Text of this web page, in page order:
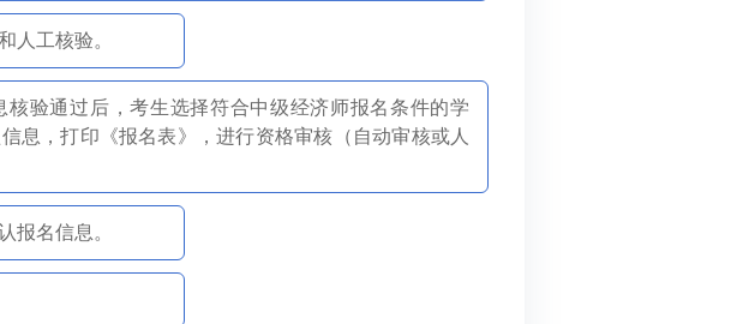
人工核验。
验通过后，考生选择符合中级经济师报名条件的学
息，打印《报名表》，进行资格审核（自动审核或人
报名信息。